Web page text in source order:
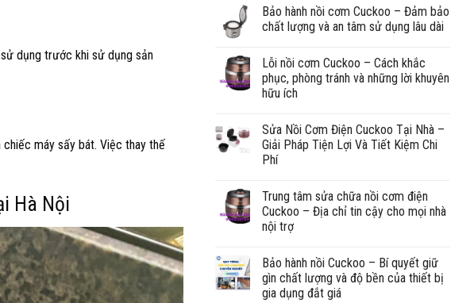
dụng trước khi sử dụng sản
máy sấy bát. Việc thay thế
Hà Nội
Bảo hành nồi cơm Cuckoo – Đảm bảo
chất lượng và an tâm sử dụng lâu dài
Lỗi nồi cơm Cuckoo – Cách khắc
phục, phòng tránh và những lời khuyên
hữu ích
Sửa Nồi Cơm Điện Cuckoo Tại Nhà –
Giải Pháp Tiện Lợi Và Tiết Kiệm Chi
Phí
Trung tâm sửa chữa nồi cơm điện
Cuckoo – Địa chỉ tin cậy cho mọi nhà
nội trợ
Bảo hành nồi Cuckoo – Bí quyết giữ
gìn chất lượng và độ bền của thiết bị
gia dụng đắt giá